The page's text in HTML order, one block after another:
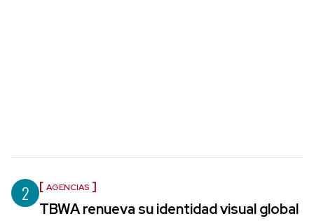
2 AGENCIAS
TBWA renueva su identidad visual global